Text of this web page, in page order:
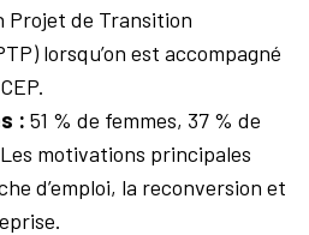
Projet de Transition
lorsqu’on est accompagné
: 51 % de femmes, 37 % de
motivations principales
d’emploi, la reconversion et